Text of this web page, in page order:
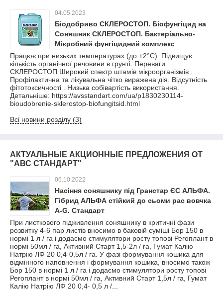
04.05.2023
Біодобриво СКЛЕРОСТОП. Біофунгіцид на
Соняшник СКЛЕРОСТОП. Бактеріально-
Мікробний фунгіцидний комплекс
Працює при низьких температурах (до +2°С). Підвищує
кількість органічної речовини в грунті. Переваги
СКЛЕРОСТОП Широкий спектр штамів мікроорганізмів .
Профілактична та лікувальна чітко виражена дія. Відсутність
фітотоксичності . Низька собівартість використання.
Детальніше: https://avsstandart.com/ua/p1830230114-
bioudobrenie-sklerostop-biofungitsid.html
Всі новини розділу (3)
АКТУАЛЬНЫЕ АКЦИОННЫЕ ПРЕДЛОЖЕНИЯ ОТ
"АВС СТАНДАРТ"
06.10.2022
Насіння соняшнику під Гранстар ЄС АЛЬФА.
Гібрид АЛЬФА стійкий до сьоми рас вовчка
A-G. Cтандарт
При листкового підживлення соняшнику в критичні фази
розвитку 4-6 пар листів вносимо в баковій суміші Бор 150 в
нормі 1 л / га і додаємо стимулятори росту топові Регоплант в
нормі 50мл / га, Активний Старт 1,5-2л / га, Гумат Калію
Натрію ЛФ 20 0,4-0,5л / га. У фазі формування кошика для
відмінного наповнення і формування кошика, вносимо також
Бор 150 в нормі 1 л / га і додаємо стимулятори росту топові
Регоплант в нормі 50мл / га, Активний Старт 1,5л / га, Гумат
Калію Натрію ЛФ 20 0,4- 0,5 л /...